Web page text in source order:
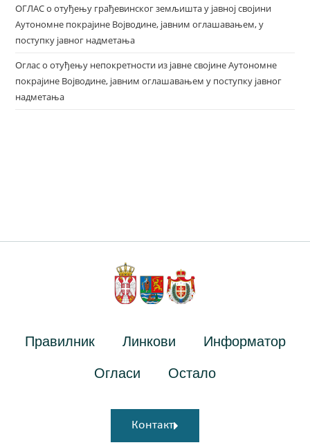
ОГЛАС о отуђењу грађевинског земљишта у јавној својини
Аутономне покрајине Војводине, јавним оглашавањем, у
поступку јавног надметања
Оглас о отуђењу непокретности из јавне својине Аутономне
покрајине Војводине, јавним оглашавањем у поступку јавног
надметања
Правилник Линкови
Информатор
Огласи
Остало
Контакт